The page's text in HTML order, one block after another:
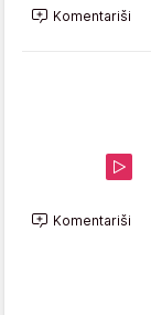
Komentariši
Komentariši